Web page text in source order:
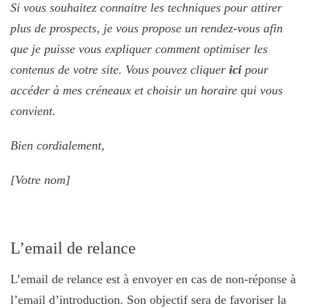
Si vous souhaitez connaitre les techniques pour attirer
plus de prospects, je vous propose un rendez-vous afin
que je puisse vous expliquer comment optimiser les
contenus de votre site. Vous pouvez cliquer ici pour
accéder à mes créneaux et choisir un horaire qui vous
convient.
Bien cordialement,
[Votre nom]
L’email de relance
L’email de relance est à envoyer en cas de non-réponse à
l’email d’introduction. Son objectif sera de favoriser la